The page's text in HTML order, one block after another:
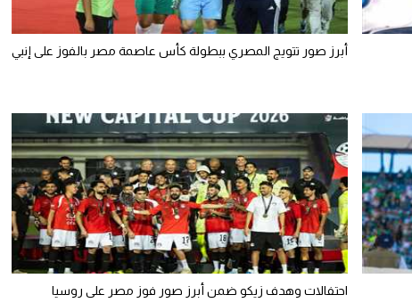
أبرز صور تتويج المصري ببطولة كأس عاصمة مصر بالفوز على إنبي
احتفالات وهدف زيكو ضمن أبرز صور فوز مصر على روسيا